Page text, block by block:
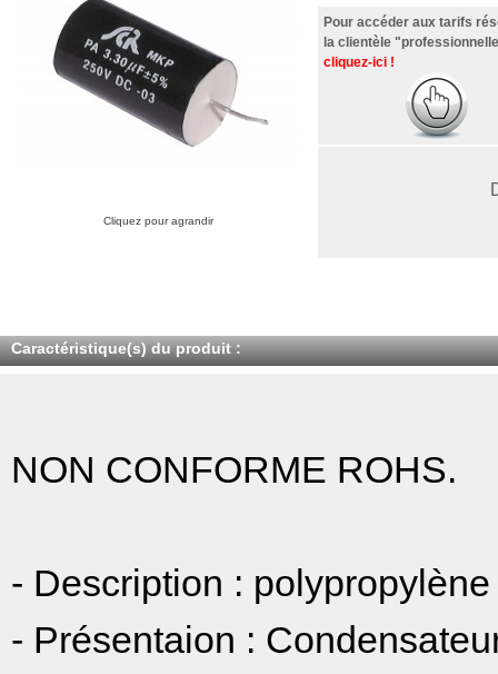
Cliquez pour agrandir
Pour accéder aux tarifs
la clientèle
cliquez-ici !
Caractéristique(s) du produit :
NON CONFORME ROHS.
- Description :
- Présentaion :